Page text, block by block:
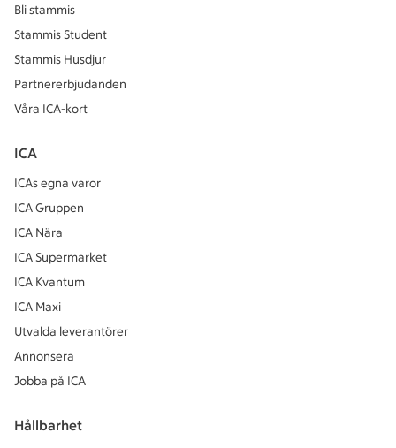
Bli stammis
Stammis Student
Stammis Husdjur
Partnererbjudanden
Våra ICA-kort
ICA
ICAs egna varor
ICA Gruppen
ICA Nära
ICA Supermarket
ICA Kvantum
ICA Maxi
Utvalda leverantörer
Annonsera
Jobba på ICA
Hållbarhet